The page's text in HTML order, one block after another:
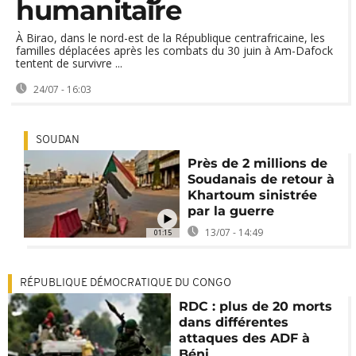
humanitaire
À Birao, dans le nord-est de la République centrafricaine, les
familles déplacées après les combats du 30 juin à Am-Dafock
tentent de survivre ...
24/07 - 16:03
01:15
SOUDAN
Près de 2 millions de
Soudanais de retour à
Khartoum sinistrée
par la guerre
13/07 - 14:49
RÉPUBLIQUE DÉMOCRATIQUE DU CONGO
RDC : plus de 20 morts
dans différentes
attaques des ADF à